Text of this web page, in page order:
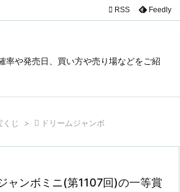
率や発売日、買い方や売り場などをご紹

サイド
前へ
 RSS Feedly
くじ >  ドリームジャンボ
ャンボミニ(第1107回)の一等賞